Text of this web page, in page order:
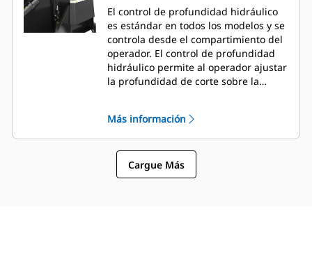
El control de profundidad hidráulico
es estándar en todos los modelos y se
controla desde el compartimiento del
operador. El control de profundidad
hidráulico permite al operador ajustar
la profundidad de corte sobre la
está realizando según sea necesario.
Más información
Cargue Más